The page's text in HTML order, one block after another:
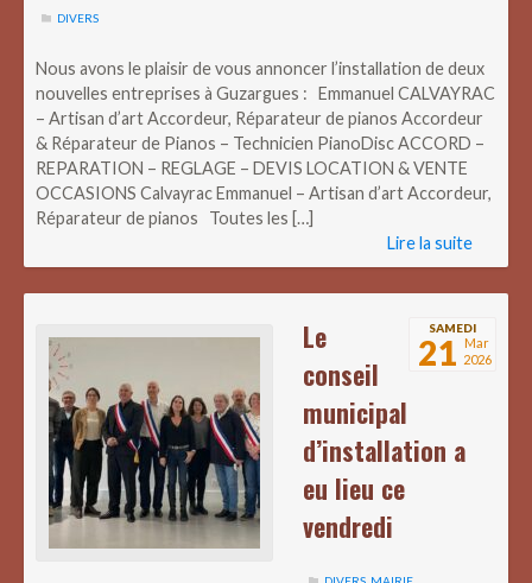
DIVERS
Nous avons le plaisir de vous annoncer l’installation de deux
nouvelles entreprises à Guzargues : Emmanuel CALVAYRAC
– Artisan d’art Accordeur, Réparateur de pianos Accordeur
& Réparateur de Pianos – Technicien PianoDisc ACCORD –
REPARATION – REGLAGE – DEVIS LOCATION & VENTE
OCCASIONS Calvayrac Emmanuel – Artisan d’art Accordeur,
Réparateur de pianos Toutes les […]
Lire la suite
SAMEDI
21 Mar
2026
Le
conseil
municipal
d’installation a
eu lieu ce
vendredi